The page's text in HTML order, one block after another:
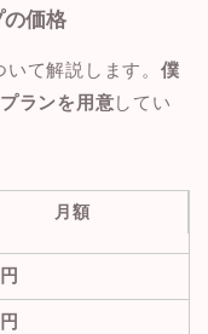
の価格
て解説します。 僕
ランを用意してい
月額